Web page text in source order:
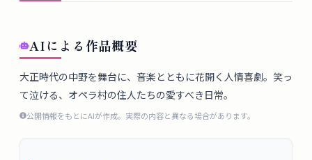
ロ
グ
概
要
AIによる作品概要
大正時代の中野を舞台に、音楽とともに花開く人情喜劇。笑っ
て泣ける、オペラ村の住人たちの愛すべき日常。
公開情報をもとにAIが作成。実際の内容と異なる場合があります。